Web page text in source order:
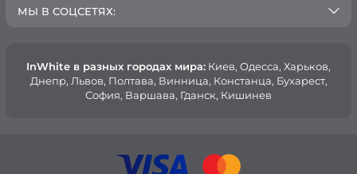
МЫ В СОЦСЕТЯХ:
InWhite в разных городах мира: Киев, Oдесса, Харьков,
Днепр, Львов, Полтава, Винница, Констанца, Бухарест,
София, Варшава, Гданск, Кишинев